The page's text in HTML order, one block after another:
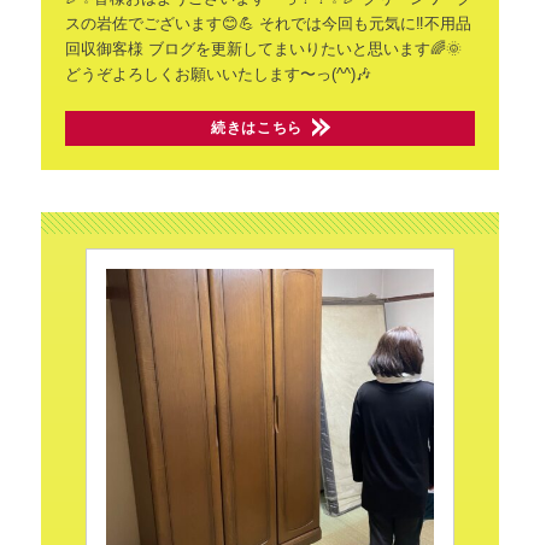
スの岩佐でございます😊💪 それでは今回も元気に‼️不用品
回収御客様 ブログを更新してまいりたいと思います🌈🌞
どうぞよろしくお願いいたします〜っ(^^)🎶
続きはこちら